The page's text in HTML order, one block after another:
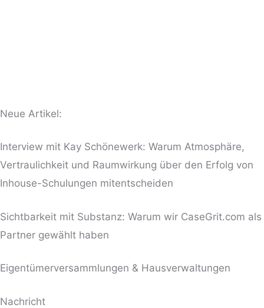
Neue Artikel:
Interview mit Kay Schönewerk: Warum Atmosphäre,
Vertraulichkeit und Raumwirkung über den Erfolg von
Inhouse-Schulungen mitentscheiden
Sichtbarkeit mit Substanz: Warum wir CaseGrit.com als
Partner gewählt haben
Eigentümerversammlungen & Hausverwaltungen
BITTE LASSE DIESES FELD LEER.
Nachricht